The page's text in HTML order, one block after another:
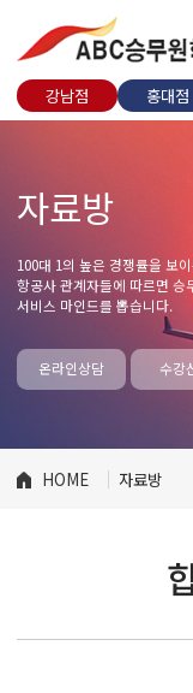
강남점 홍대점
자료방
100대 1의 높은 경쟁률을 보
항공사 관계자들에 따르면 승
서비스 마인드를 뽑습니다.
온라인상담 수강
HOME 자료방